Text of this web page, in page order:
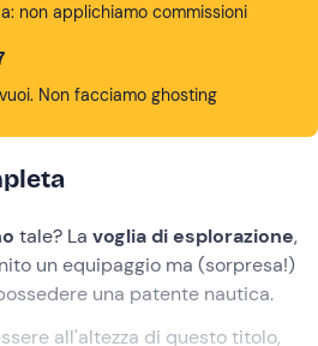
non applichiamo commissioni
Non facciamo ghosting
tale? La voglia di esplorazione,
un equipaggio ma (sorpresa!)
una patente nautica.
all'altezza di questo titolo,